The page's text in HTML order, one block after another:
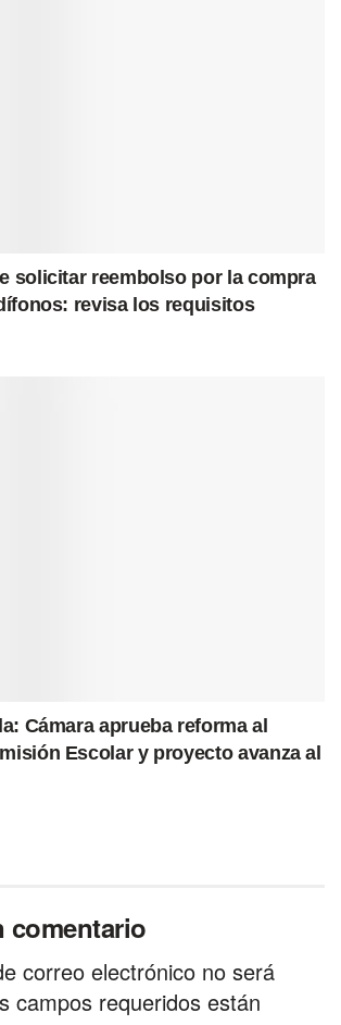
solicitar reembolso por la compra
revisa los requisitos
Cámara aprueba reforma al
Escolar y proyecto avanza al
comentario
correo electrónico no será
campos requeridos están